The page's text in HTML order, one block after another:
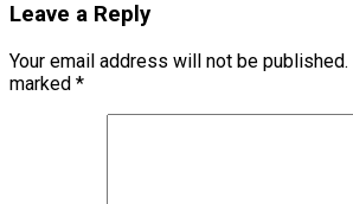
Leave a Reply
Your email address will not be published.
marked *